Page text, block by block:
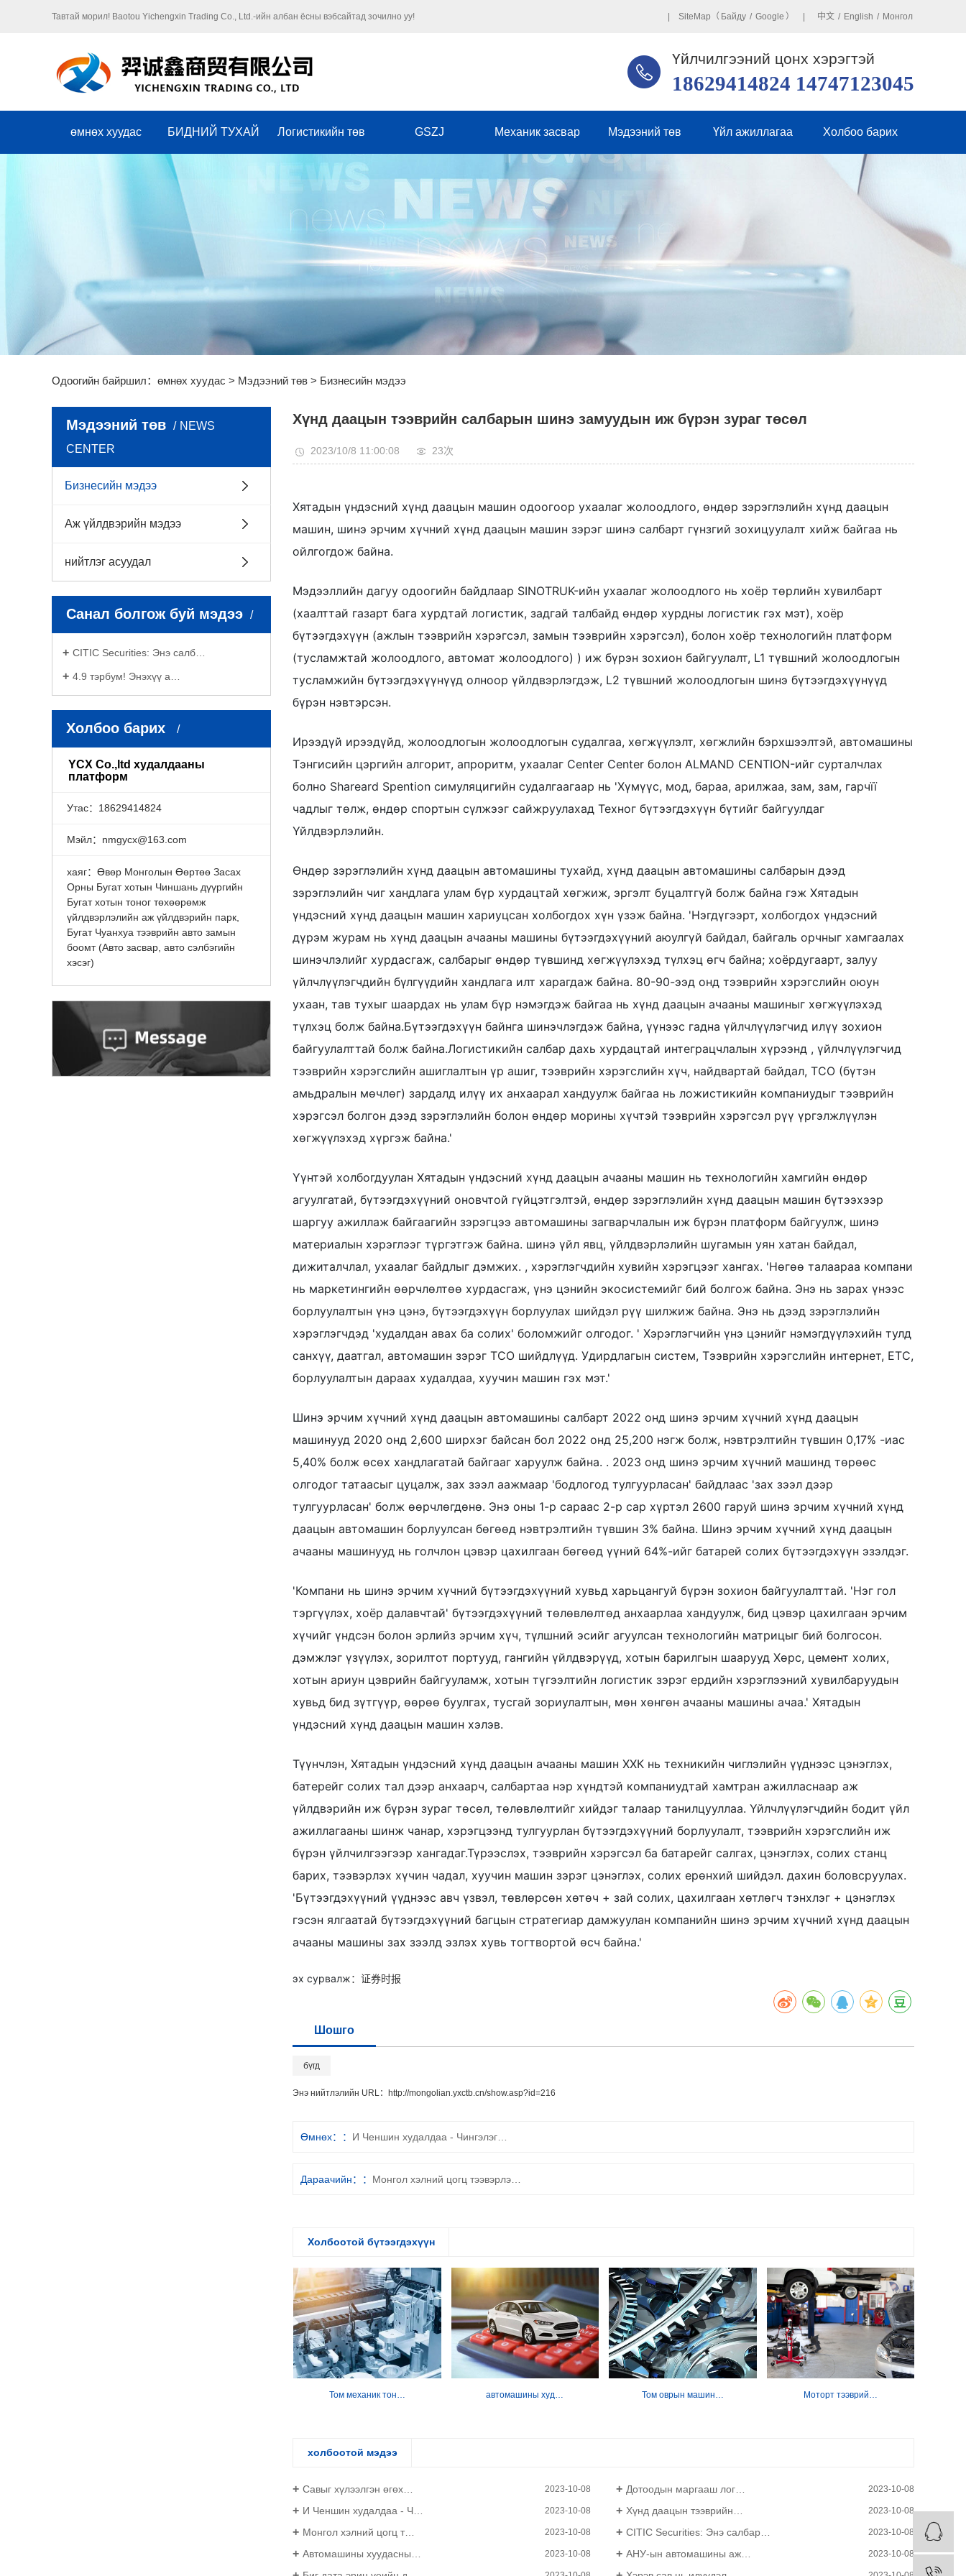
Тавтай морил! Baotou Yichengxin Trading Co., Ltd.-ийн албан ёсны вэбсайтад зочилно уу! | SiteMap（ Байду / Google ） | 中文 / English / Монгол
Үйлчилгээний цонх хэрэгтэй
18629414824 14747123045
өмнөх хуудас БИДНИЙ ТУХАЙ
компанийн соёл
Байгууллага
Логистикийн төв GSZJ Механик засвар Мэдээний төв
нийтлэг асуудал
Үйл ажиллагаа Холбоо барих
Бүр онлайн зурвас
Одоогийн байршил： өмнөх хуудас > Мэдээний төв > Бизнесийн мэдээ
Мэдээний төв
NEWS
CENTER
Бизнесийн мэдээ
Аж үйлдвэрийн мэдээ
нийтлэг асуудал
Санал болгож буй мэдээ
CITIC Securities: Энэ салб…
4.9 тэрбум! Энэхүү а…
Холбоо барих
YCX Co.,ltd худалдааны
платформ
Утас：18629414824
Мэйл：nmgycx@163.com
хаяг：Өвөр Монголын Өөртөө Засах
Орны Бугат хотын Чиншань дүүргийн
Бугат хотын тоног төхөөрөмж
үйлдвэрлэлийн аж үйлдвэрийн парк,
Бугат Чуанхуа тээврийн авто замын
боомт (Авто засвар, авто сэлбэгийн
хэсэг)
Хүнд даацын тээврийн салбарын шинэ замуудын иж бүрэн зураг төсөл
2023/10/8 11:00:08 23次
Хятадын үндэсний хүнд даацын машин одоогоор ухаалаг жолоодлого, өндөр зэрэглэлийн хүнд даацын
машин, шинэ эрчим хүчний хүнд даацын машин зэрэг шинэ салбарт гүнзгий зохицуулалт хийж байгаа нь
ойлгогдож байна.
Мэдээллийн дагуу одоогийн байдлаар SINOTRUK-ийн ухаалаг жолоодлого нь хоёр төрлийн хувилбарт
(хаалттай газарт бага хурдтай логистик, задгай талбайд өндөр хурдны логистик гэх мэт), хоёр
бүтээгдэхүүн (ажлын тээврийн хэрэгсэл, замын тээврийн хэрэгсэл), болон хоёр технологийн платформ
(тусламжтай жолоодлого, автомат жолоодлого) ) иж бүрэн зохион байгуулалт, L1 түвшний жолоодлогын
тусламжийн бүтээгдэхүүнүүд олноор үйлдвэрлэгдэж, L2 түвшний жолоодлогын шинэ бүтээгдэхүүнүүд
бүрэн нэвтэрсэн.
Ирээдүй ирээдүйд, жолоодлогын жолоодлогын судалгаа, хөгжүүлэлт, хөгжлийн бэрхшээлтэй, автомашины
Тэнгисийн цэргийн алгорит, апроритм, ухаалаг Center Center болон ALMAND CENTION-ийг сурталчлах
болно Shareard Spention симуляцигийн судалгаагаар нь 'Хүмүүс, мод, бараа, арилжаа, зам, зам, гарчїї
чадлыг төлж, өндөр спортын сүлжээг сайжруулахад Техног бүтээгдэхүүн бүтийг байгуулдаг
Үйлдвэрлэлийн.
Өндөр зэрэглэлийн хүнд даацын автомашины тухайд, хүнд даацын автомашины салбарын дээд
зэрэглэлийн чиг хандлага улам бүр хурдацтай хөгжиж, эргэлт буцалтгүй болж байна гэж Хятадын
үндэсний хүнд даацын машин хариуцсан холбогдох хүн үзэж байна. 'Нэгдүгээрт, холбогдох үндэсний
дүрэм журам нь хүнд даацын ачааны машины бүтээгдэхүүний аюулгүй байдал, байгаль орчныг хамгаалах
шинэчлэлийг хурдасгаж, салбарыг өндөр түвшинд хөгжүүлэхэд түлхэц өгч байна; хоёрдугаарт, залуу
үйлчлүүлэгчдийн бүлгүүдийн хандлага илт харагдаж байна. 80-90-ээд онд тээврийн хэрэгслийн оюун
ухаан, тав тухыг шаардах нь улам бүр нэмэгдэж байгаа нь хүнд даацын ачааны машиныг хөгжүүлэхэд
түлхэц болж байна.Бүтээгдэхүүн байнга шинэчлэгдэж байна, үүнээс гадна үйлчлүүлэгчид илүү зохион
байгуулалттай болж байна.Логистикийн салбар дахь хурдацтай интеграцчлалын хүрээнд , үйлчлүүлэгчид
тээврийн хэрэгслийн ашиглалтын үр ашиг, тээврийн хэрэгслийн хүч, найдвартай байдал, TCO (бүтэн
амьдралын мөчлөг) зардалд илүү их анхаарал хандуулж байгаа нь ложистикийн компаниудыг тээврийн
хэрэгсэл болгон дээд зэрэглэлийн болон өндөр морины хүчтэй тээврийн хэрэгсэл рүү үргэлжлүүлэн
хөгжүүлэхэд хүргэж байна.'
Үүнтэй холбогдуулан Хятадын үндэсний хүнд даацын ачааны машин нь технологийн хамгийн өндөр
агуулгатай, бүтээгдэхүүний оновчтой гүйцэтгэлтэй, өндөр зэрэглэлийн хүнд даацын машин бүтээхээр
шаргуу ажиллаж байгаагийн зэрэгцээ автомашины загварчлалын иж бүрэн платформ байгуулж, шинэ
материалын хэрэглээг түргэтгэж байна. шинэ үйл явц, үйлдвэрлэлийн шугамын уян хатан байдал,
дижиталчлал, ухаалаг байдлыг дэмжих. , хэрэглэгчдийн хувийн хэрэгцээг хангах. 'Нөгөө талаараа компани
нь маркетингийн өөрчлөлтөө хурдасгаж, үнэ цэнийн экосистемийг бий болгож байна. Энэ нь зарах үнээс
борлуулалтын үнэ цэнэ, бүтээгдэхүүн борлуулах шийдэл рүү шилжиж байна. Энэ нь дээд зэрэглэлийн
хэрэглэгчдэд 'худалдан авах ба солих' боломжийг олгодог. ' Хэрэглэгчийн үнэ цэнийг нэмэгдүүлэхийн тулд
санхүү, даатгал, автомашин зэрэг TCO шийдлүүд. Удирдлагын систем, Тээврийн хэрэгслийн интернет, ETC,
борлуулалтын дараах худалдаа, хуучин машин гэх мэт.'
Шинэ эрчим хүчний хүнд даацын автомашины салбарт 2022 онд шинэ эрчим хүчний хүнд даацын
машинууд 2020 онд 2,600 ширхэг байсан бол 2022 онд 25,200 нэгж болж, нэвтрэлтийн түвшин 0,17% -иас
5,40% болж өсөх хандлагатай байгааг харуулж байна. . 2023 онд шинэ эрчим хүчний машинд төрөөс
олгодог татаасыг цуцалж, зах зээл аажмаар 'бодлогод тулгуурласан' байдлаас 'зах зээл дээр
тулгуурласан' болж өөрчлөгдөнө. Энэ оны 1-р сараас 2-р сар хүртэл 2600 гаруй шинэ эрчим хүчний хүнд
даацын автомашин борлуулсан бөгөөд нэвтрэлтийн түвшин 3% байна. Шинэ эрчим хүчний хүнд даацын
ачааны машинууд нь голчлон цэвэр цахилгаан бөгөөд үүний 64%-ийг батарей солих бүтээгдэхүүн эзэлдэг.
'Компани нь шинэ эрчим хүчний бүтээгдэхүүний хувьд харьцангуй бүрэн зохион байгуулалттай. 'Нэг гол
тэргүүлэх, хоёр далавчтай' бүтээгдэхүүний төлөвлөлтөд анхаарлаа хандуулж, бид цэвэр цахилгаан эрчим
хүчийг үндсэн болон эрлийз эрчим хүч, түлшний эсийг агуулсан технологийн матрицыг бий болгосон.
дэмжлэг үзүүлэх, зорилтот портууд, гангийн үйлдвэрүүд, хотын барилгын шаарууд Хөрс, цемент холих,
хотын ариун цэврийн байгууламж, хотын түгээлтийн логистик зэрэг ердийн хэрэглээний хувилбаруудын
хувьд бид зүтгүүр, өөрөө буулгах, тусгай зориулалтын, мөн хөнгөн ачааны машины ачаа.' Хятадын
үндэсний хүнд даацын машин хэлэв.
Түүнчлэн, Хятадын үндэсний хүнд даацын ачааны машин ХХК нь техникийн чиглэлийн үүднээс цэнэглэх,
батерейг солих тал дээр анхаарч, салбартаа нэр хүндтэй компаниудтай хамтран ажилласнаар аж
үйлдвэрийн иж бүрэн зураг төсөл, төлөвлөлтийг хийдэг талаар танилцууллаа. Үйлчлүүлэгчдийн бодит үйл
ажиллагааны шинж чанар, хэрэгцээнд тулгуурлан бүтээгдэхүүний борлуулалт, тээврийн хэрэгслийн иж
бүрэн үйлчилгээгээр хангадаг.Түрээслэх, тээврийн хэрэгсэл ба батарейг салгах, цэнэглэх, солих станц
барих, тээвэрлэх хүчин чадал, хуучин машин зэрэг цэнэглэх, солих ерөнхий шийдэл. дахин боловсруулах.
'Бүтээгдэхүүний үүднээс авч үзвэл, төвлөрсөн хөтөч + зай солих, цахилгаан хөтлөгч тэнхлэг + цэнэглэх
гэсэн ялгаатай бүтээгдэхүүний багцын стратегиар дамжуулан компанийн шинэ эрчим хүчний хүнд даацын
ачааны машины зах зээлд эзлэх хувь тогтвортой өсч байна.'
эх сурвалж：证券时报
Шошго
бүгд
Энэ нийтлэлийн URL： http://mongolian.yxctb.cn/show.asp?id=216
Өмнөх： И Ченшин худалдаа - Чингэлэг…
Дараачийн： Монгол хэлний цогц тээвэрлэ…
Холбоотой бүтээгдэхүүн
Том механик тон… автомашины худ… Том оврын машин… Моторт тээврий…
холбоотой мэдээ
Савыг хүлээлгэн өгөх… 2023-10-08 Дотоодын маргааш лог… 2023-10-08
И Ченшин худалдаа - Ч… 2023-10-08 Хүнд даацын тээврийн… 2023-10-08
Монгол хэлний цогц т… 2023-10-08 CITIC Securities: Энэ салбар… 2023-10-08
Автомашины хуудасны… 2023-10-08 АНУ-ын автомашины аж… 2023-10-08